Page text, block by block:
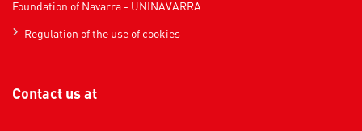
Foundation of Navarra - UNINAVARRA
Regulation of the use of cookies
Contact us at